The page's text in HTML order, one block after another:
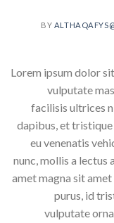
Lorem ipsum dolor
vulputate
facilisis ultrices
dapibus, et tristique
eu venenatis
nunc, mollis a
amet magna sit
purus, id
vulputate